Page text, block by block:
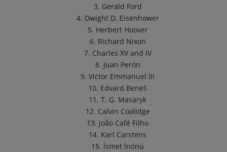
3. Gerald Ford
4. Dwight D. Eisenhower
5. Herbert Hoover
6. Richard Nixon
7. Charles XV and IV
8. Juan Perón
9. Victor Emmanuel III
10. Edvard Beneš
11. T. G. Masaryk
12. Calvin Coolidge
13. João Café Filho
14. Karl Carstens
15. İsmet İnönü